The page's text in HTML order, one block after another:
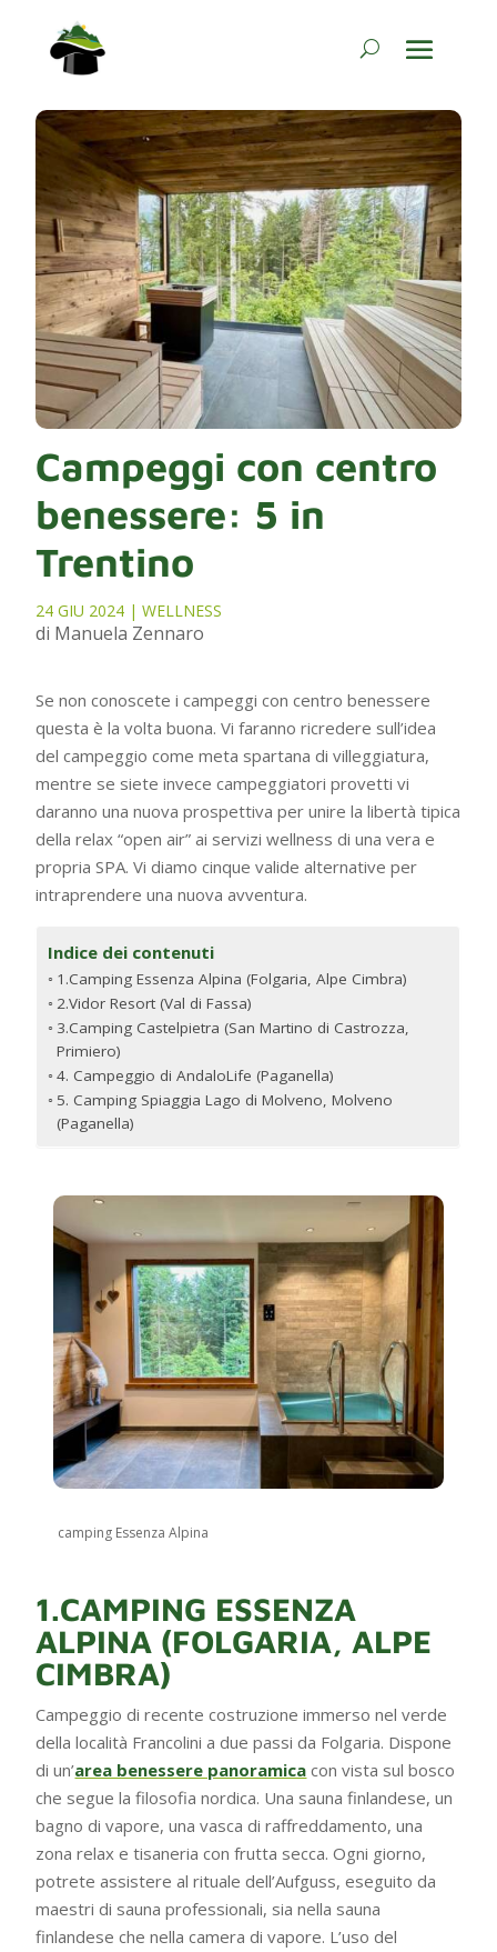
Campeggi con centro
benessere: 5 in
Trentino
24 GIU 2024 |WELLNESS
di Manuela Zennaro
Se non conoscete i campeggi con centro benessere
questa è la volta buona. Vi faranno ricredere sull’idea
del campeggio come meta spartana di villeggiatura,
mentre se siete invece campeggiatori provetti vi
daranno una nuova prospettiva per unire la libertà tipica
della relax “open air” ai servizi wellness di una vera e
propria SPA. Vi diamo cinque valide alternative per
intraprendere una nuova avventura.
Indice dei contenuti
1.Camping Essenza Alpina (Folgaria, Alpe Cimbra)
2.Vidor Resort (Val di Fassa)
3.Camping Castelpietra (San Martino di Castrozza,
Primiero)
4. Campeggio di AndaloLife (Paganella)
5. Camping Spiaggia Lago di Molveno, Molveno
(Paganella)
camping Essenza Alpina
1.CAMPING ESSENZA
ALPINA (FOLGARIA, ALPE
CIMBRA)
Campeggio di recente costruzione immerso nel verde
della località Francolini a due passi da Folgaria. Dispone
di un’area benessere panoramica con vista sul bosco
che segue la filosofia nordica. Una sauna finlandese, un
bagno di vapore, una vasca di raffreddamento, una
zona relax e tisaneria con frutta secca. Ogni giorno,
potrete assistere al rituale dell’Aufguss, eseguito da
maestri di sauna professionali, sia nella sauna
finlandese che nella camera di vapore. L’uso del